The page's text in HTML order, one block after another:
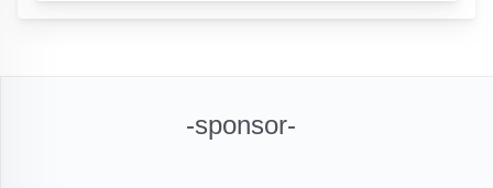
-sponsor-